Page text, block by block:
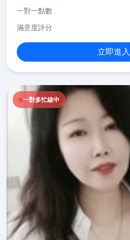
一對一點數
滿意度評分
立即進入
一對多忙線中